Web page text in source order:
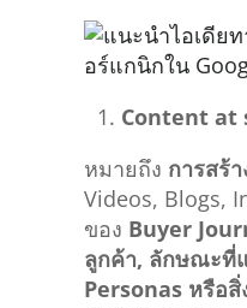
Content at
หมายถึง การสร้
Videos, Blogs,
ของ Buyer
ลูกค้า, ลักษณะที่
Personas หรือสิ่